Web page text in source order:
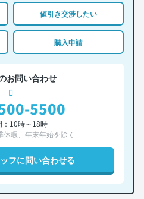
値引き交渉したい
購入申請
お問い合わせ
5500
：10時～18時
休暇、年末年始を除く
フに問い合わせる